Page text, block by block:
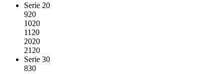
Serie 20
920
1020
1120
2020
2120
Serie 30
830